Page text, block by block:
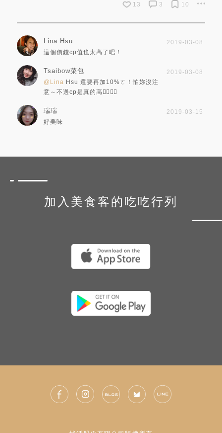
13 3 10
Lina Hsu
2019-03-08
這個價錢cp值也太高了吧！
Tsaibow菜包
2019-03-08
@Lina Hsu 還要再加10%ㄛ！怕妳沒注
意～不過cp是真的高👍🏻👍🏻
瑞瑞
2019-03-15
好美味
加入美食客的吃吃行列